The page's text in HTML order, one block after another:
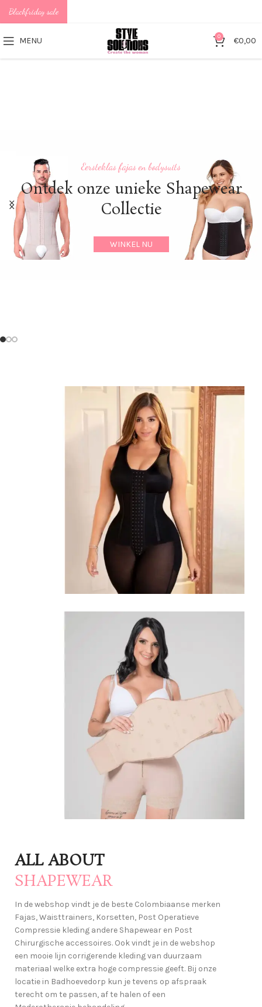
MENU 0 €0,00
Eersteklas fajas en bodysuits
Ontdek onze unieke Shapewear
Collectie
WINKEL NU
Hoge compressie fajas
Post
Chirurgische
Accessories
voor spoedig herstel
Lees verder
ALL ABOUT
SHAPEWEAR
In de webshop vindt je de beste Colombiaanse merken
Fajas, Waisttrainers, Korsetten, Post Operatieve
Compressie kleding andere Shapewear en Post
Chirurgische accessoires. Ook vindt je in de webshop
een mooie lijn corrigerende kleding van duurzaam
materiaal welke extra hoge compressie geeft. Bij onze
locatie in Badhoevedorp kun je tevens op afspraak
terecht om te passen, af te halen of een
Blackfriday sale